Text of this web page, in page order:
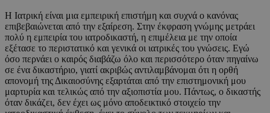
Η Ιατρική είναι μια εμπειρική επιστήμη και συχνά ο κανόνας
επιβεβαιώνεται από την εξαίρεση. Στην έκφραση γνώμης μετράει
πολύ η εμπειρία του ιατροδικαστή, η επιμέλεια με την οποία
εξέτασε το περιστατικό και γενικά οι ιατρικές του γνώσεις. Εγώ
όσο περνάει ο καιρός διαβάζω όλο και περισσότερο όταν πηγαίνω
σε ένα δικαστήριο, γιατί ακριβώς αντιλαμβάνομαι ότι η ορθή
απονομή της Δικαιοσύνης εξαρτάται από την επιστημονική μου
μαρτυρία και τελικώς από την αξιοπιστία μου. Πάντως, ο δικαστής
όταν δικάζει, δεν έχει ως μόνο αποδεικτικό στοιχείο την